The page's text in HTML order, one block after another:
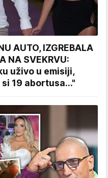
AUTO, IZGREBALA
NA SVEKRVU:
uživo u emisiji,
19 abortusa..."